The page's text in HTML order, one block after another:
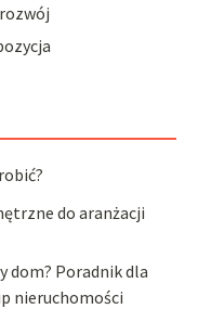
do aranżacji
dom? Poradnik dla
nieruchomości